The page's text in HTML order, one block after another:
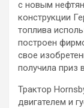
с новым
конструкции
топлива
построен
свое
получила приз
Трактор
двигателем и